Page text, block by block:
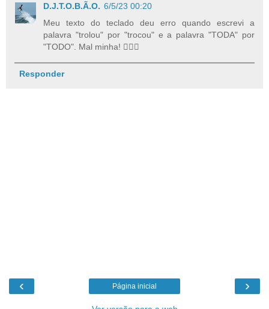
D.J.T.O.B.Ã.O. 6/5/23 00:20
Meu texto do teclado deu erro quando escrevi a
palavra "trolou" por "trocou" e a palavra "TODA" por
"TODO". Mal minha! 🤦🏽‍♂️
Responder
‹ ›
Página inicial